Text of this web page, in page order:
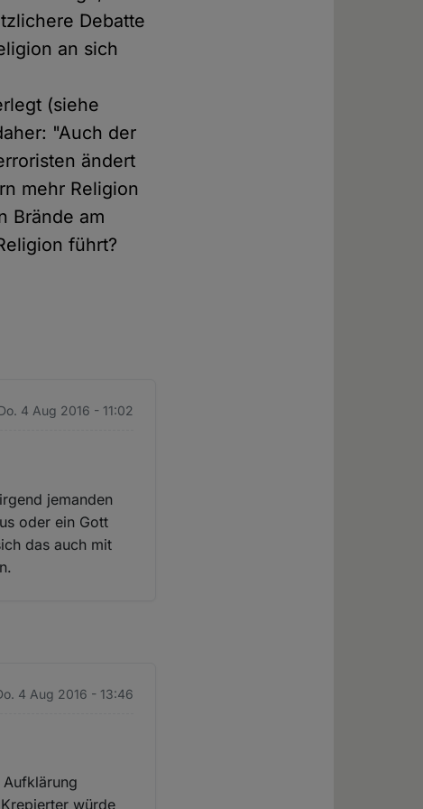
Debatte
an sich
(siehe
"Auch der
ändert
mehr Religion
Brände am
führt?
4 Aug 2016 - 11:02
jemanden
oder ein Gott
das auch mit
4 Aug 2016 - 13:46
würde